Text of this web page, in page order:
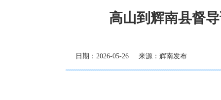
高山到辉南县督
日期：2026-05-26 来源：辉南发布